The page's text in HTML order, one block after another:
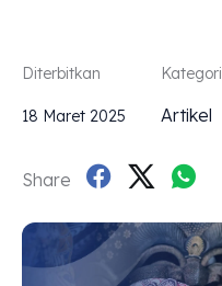
Diterbitkan
18 Maret 2025
Kategori
Artikel
Share